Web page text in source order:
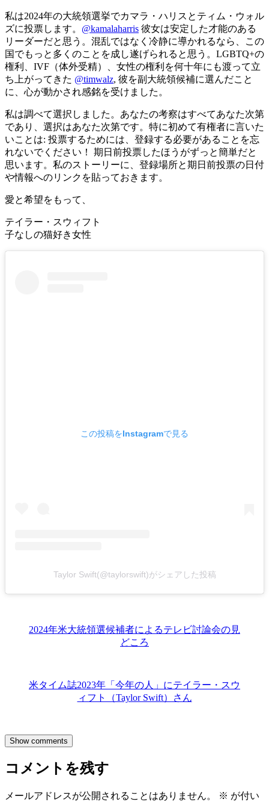
私は2024年の大統領選挙でカマラ・ハリスとティム・ウォル
ズに投票します。 @kamalaharris 彼女は安定した才能のある
リーダーだと思う。混乱ではなく冷静に導かれるなら、この
国でもっと多くのことを成し遂げられると思う。LGBTQ+の
権利、IVF（体外受精）、女性の権利を何十年にも渡って立
ち上がってきた @timwalz, 彼を副大統領候補に選んだこと
に、心が動かされ感銘を受けました。
私は調べて選択しました。あなたの考察はすべてあなた次第
であり、選択はあなた次第です。特に初めて有権者に言いた
いことは: 投票するためには、登録する必要があることを忘
れないでください！ 期日前投票したほうがずっと簡単だと
思います。私のストーリーに、登録場所と期日前投票の日付
や情報へのリンクを貼っておきます。
愛と希望をもって、
テイラー・スウィフト
子なしの猫好き女性
この投稿をInstagramで見る
Taylor Swift(@taylorswift)がシェアした投稿
2024年米大統領選候補者によるテレビ討論会の見
どころ
米タイム誌2023年「今年の人」にテイラー・スウ
ィフト（Taylor Swift）さん
Show comments
コメントを残す
メールアドレスが公開されることはありません。 ※ が付い